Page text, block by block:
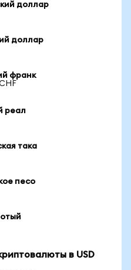
доллар
доллар
франк
реал
така
песо
в USD